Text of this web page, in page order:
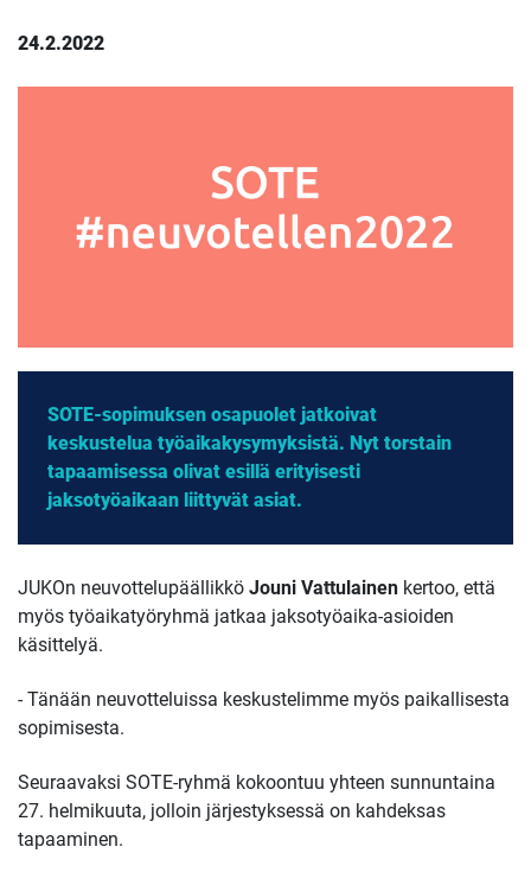
24.2.2022
SOTE-sopimuksen osapuolet jatkoivat
keskustelua työaikakysymyksistä. Nyt torstain
tapaamisessa olivat esillä erityisesti
jaksotyöaikaan liittyvät asiat.
JUKOn neuvottelupäällikkö Jouni Vattulainen kertoo, että
myös työaikatyöryhmä jatkaa jaksotyöaika-asioiden
käsittelyä.
- Tänään neuvotteluissa keskustelimme myös paikallisesta
sopimisesta.
Seuraavaksi SOTE-ryhmä kokoontuu yhteen sunnuntaina
27. helmikuuta, jolloin järjestyksessä on kahdeksas
tapaaminen.